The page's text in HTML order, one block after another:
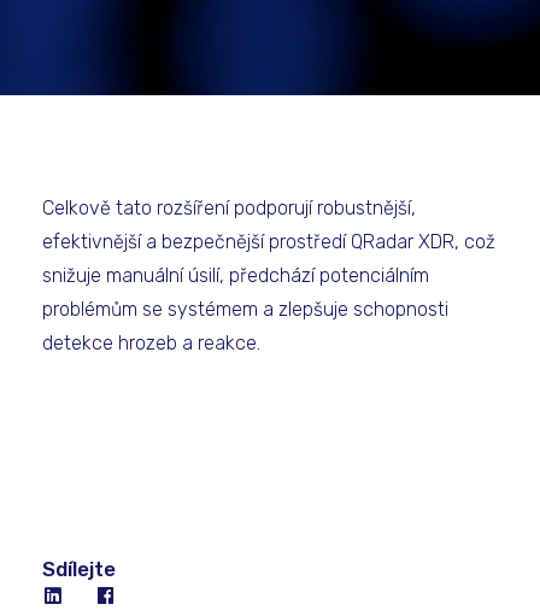
Celkově tato rozšíření podporují robustnější,
efektivnější a bezpečnější prostředí QRadar XDR, což
snižuje manuální úsilí, předchází potenciálním
problémům se systémem a zlepšuje schopnosti
detekce hrozeb a reakce.
Sdílejte